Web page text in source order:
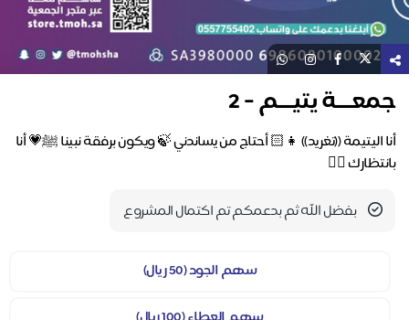
جمعـــة يتيـــم - 2
أنا اليتيمة ((تغريد)) 👧🏻 أحتاج من يساندني 🍃 ويكون برفقة نبينا ﷺ💗 أنا
بانتظارك ✋🏻
بفضل الله ثم بدعمكم تم اكتمال المشروع
سهم الجود (50 ريال)